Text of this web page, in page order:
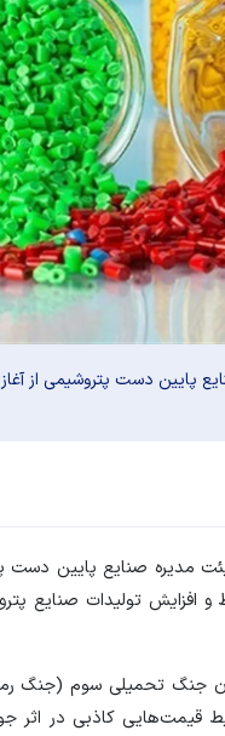
پایین دست پتروشیمی از
مدیره صنایع پایین دست
و افزایش تولیدات صنایع
جنگ تحمیلی سوم (جنگ
قیمت‌هایی کاذبی در اثر